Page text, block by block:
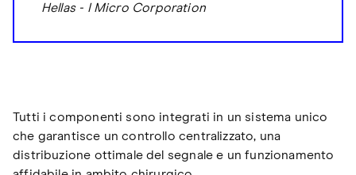
Hellas - I Micro Corporation
Tutti i componenti sono integrati in un sistema unico
che garantisce un controllo centralizzato, una
distribuzione ottimale del segnale e un funzionamento